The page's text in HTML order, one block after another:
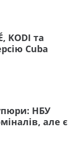
KODI та
Cuba
НБУ
але є